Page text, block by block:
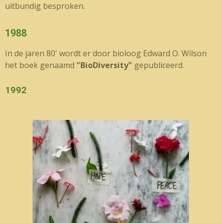
uitbundig besproken.
1988
In de jaren 80' wordt er door bioloog Edward O. Wilson
het boek genaamd "BioDiversity" gepubliceerd.
1992